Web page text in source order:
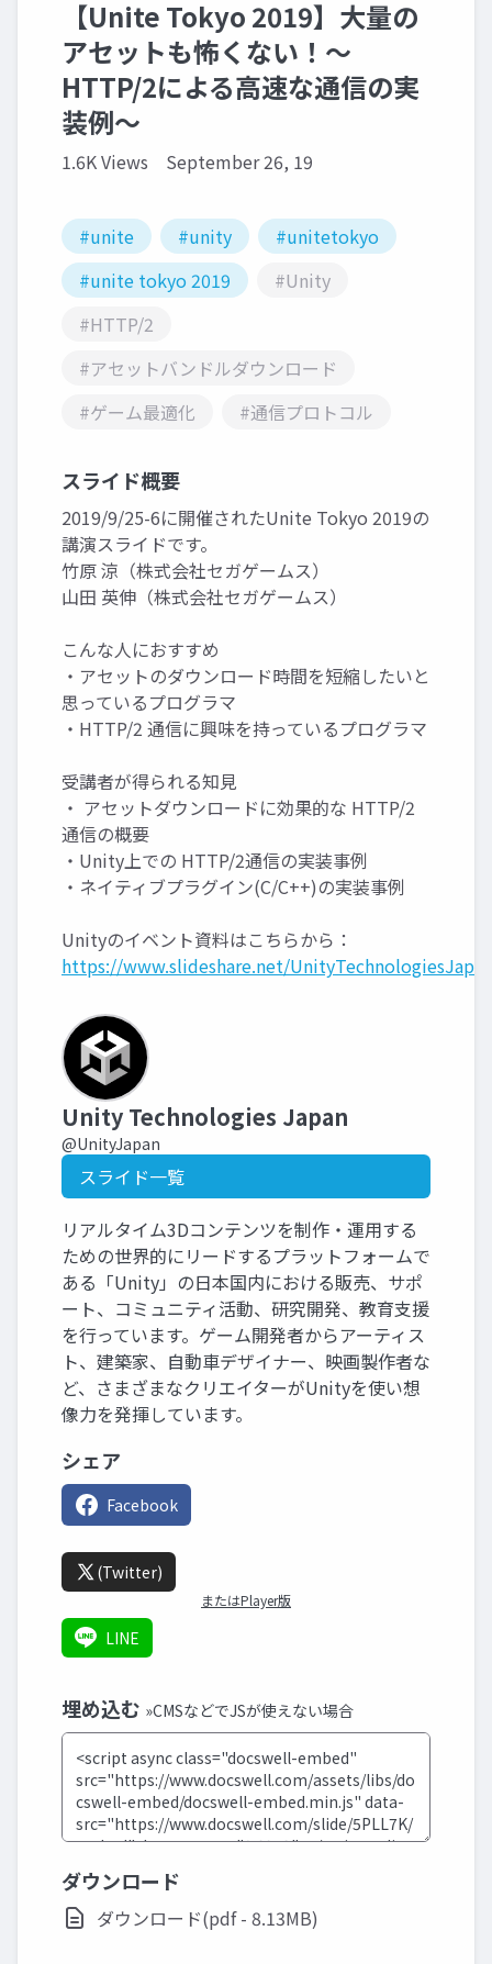
【Unite Tokyo 2019】大量の
アセットも怖くない！～
HTTP/2による高速な通信の実
装例～
1.6K Views September 26, 19
#unite #unity
#unitetokyo
#unite tokyo 2019
#Unity
#HTTP/2
#アセットバンドルダウンロード
#ゲーム最適化
#通信プロトコル
スライド概要
2019/9/25-6に開催されたUnite Tokyo 2019の
講演スライドです。
竹原 涼（株式会社セガゲームス）
山田 英伸（株式会社セガゲームス）
こんな人におすすめ
・アセットのダウンロード時間を短縮したいと
思っているプログラマ
・HTTP/2 通信に興味を持っているプログラマ
受講者が得られる知見
・ アセットダウンロードに効果的な HTTP/2
通信の概要
・Unity上での HTTP/2通信の実装事例
・ネイティブプラグイン(C/C++)の実装事例
Unityのイベント資料はこちらから：
https://www.slideshare.net/
Unity Technologies Japan
@UnityJapan
スライド一覧
リアルタイム3Dコンテンツを制作・運用する
ための世界的にリードするプラットフォームで
ある「Unity」の日本国内における販売、サポ
ート、コミュニティ活動、研究開発、教育支援
を行っています。ゲーム開発者からアーティス
ト、建築家、自動車デザイナー、映画製作者な
ど、さまざまなクリエイターがUnityを使い想
像力を発揮しています。
シェア
Facebook
(Twitter)
またはPlayer版
LINE
埋め込む »CMSなどでJSが使えない場合
ダウンロード
ダウンロード(pdf - 8.13MB)